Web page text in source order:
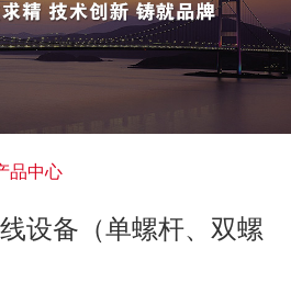
品中心
设备（单螺杆、双螺